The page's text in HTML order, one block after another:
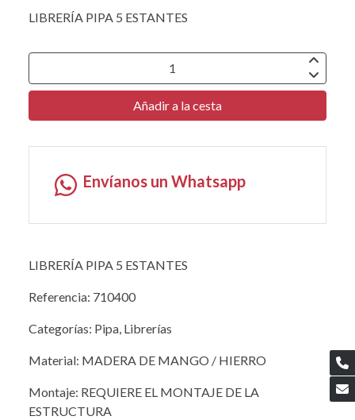
LIBRERÍA PIPA 5 ESTANTES
Añadir a la cesta
Envíanos un Whatsapp
LIBRERÍA PIPA 5 ESTANTES
Referencia: 710400
Categorías: Pipa, Librerías
Material: MADERA DE MANGO / HIERRO
Montaje: REQUIERE EL MONTAJE DE LA
ESTRUCTURA